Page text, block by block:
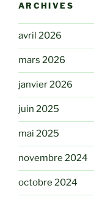
ARCHIVES
avril 2026
mars 2026
janvier 2026
juin 2025
mai 2025
novembre 2024
octobre 2024